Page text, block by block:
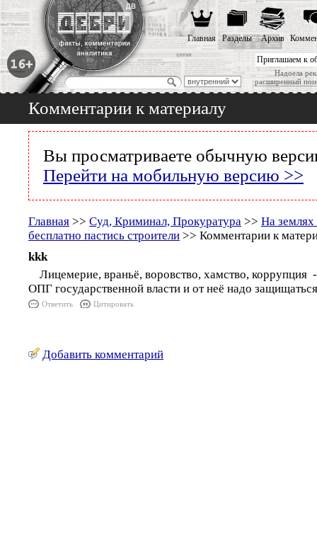
Приглашаем к
Надоела
расширенный
Главная Разделы Архив
Комментарии к материалу
Вы просматриваете обычную
Перейти на мобильную версию >>
Главная >> Суд, Криминал, Прокуратура >> На землях
бесплатно пастись строители >> Комментарии к
kkk
Лицемерие, враньё, воровство, хамство, коррупция
ОПГ государственной власти и от неё надо
Ответить Цитировать
Добавить комментарий